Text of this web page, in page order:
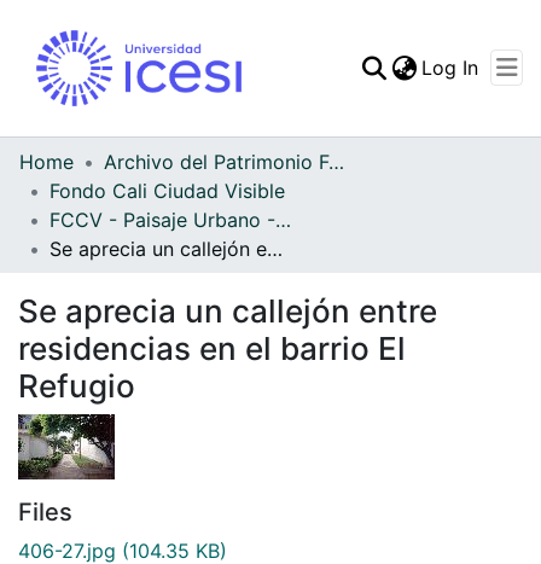
Log In
Home
Archivo del Patrimonio Fotográfico y Fílmico del Valle del Cauca
Fondo Cali Ciudad Visible
FCCV - Paisaje Urbano - Patrimonial
Se aprecia un callejón entre residencias en el barrio El Refugio
Se aprecia un callejón entre
residencias en el barrio El
Refugio
Files
406-27.jpg (104.35 KB)